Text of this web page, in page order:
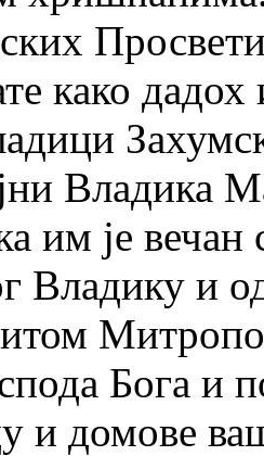
како
Владика
им је
Владику и
Бога и
и домове